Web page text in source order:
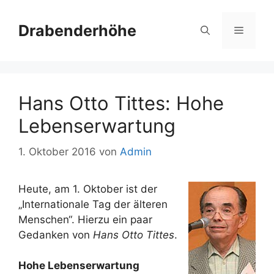
Inhalt
springen
Drabenderhöhe Menü
Hans Otto Tittes: Hohe
Lebenserwartung
1. Oktober 2016 von Admin
Heute, am 1. Oktober ist der
„Internationale Tag der älteren
Menschen“. Hierzu ein paar
Gedanken von Hans Otto Tittes.
Hohe Lebenserwartung